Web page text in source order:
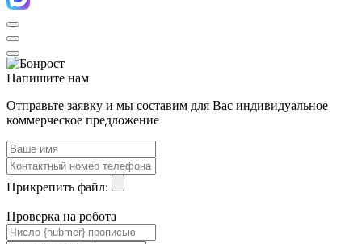
Напишите нам
Отправьте заявку и мы составим для Вас индивидуальное
коммерческое предложение
Прикрепить файл:
Проверка на робота